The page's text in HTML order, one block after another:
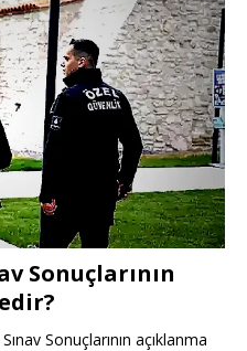
Sonuçlarının
Sonuçlarının açıklanma